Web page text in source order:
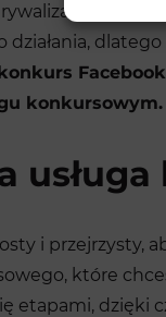
rywalizacja trwa
konkursowym.
i przejrzysty,
które
etapami, dzięki